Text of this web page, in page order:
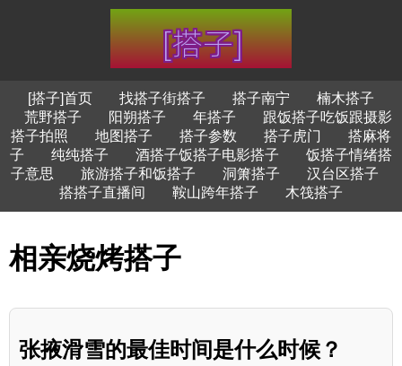
[搭子]首页 找搭子街搭子 搭子南宁
楠木搭子
荒野搭子
阳朔搭子 年搭子
跟饭搭子吃饭跟摄影
搭子拍照
地图搭子 搭子参数 搭子虎门
搭麻将
子
纯纯搭子 酒搭子饭搭子电影搭子
饭搭子情绪搭
子意思
旅游搭子和饭搭子 洞箫搭子
汉台区搭子
搭搭子直播间
鞍山跨年搭子 木筏搭子
相亲烧烤搭子
张掖滑雪的最佳时间是什么时候？